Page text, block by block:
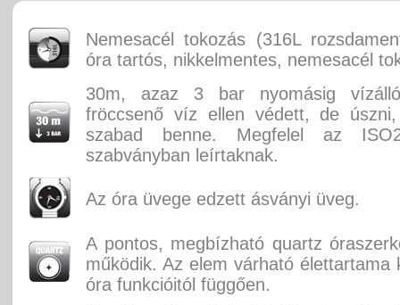
Nemesacél tokozás (316L
óra tartós, nikkelmentes, nemesacél
30m, azaz 3 bar nyomásig
fröccsenő víz ellen védett, de
szabad benne. Megfelel az
szabványban leírtaknak.
Az óra üvege edzett ásványi üveg.
A pontos, megbízható quartz
működik. Az elem várható élettartama
óra funkcióitól függően.